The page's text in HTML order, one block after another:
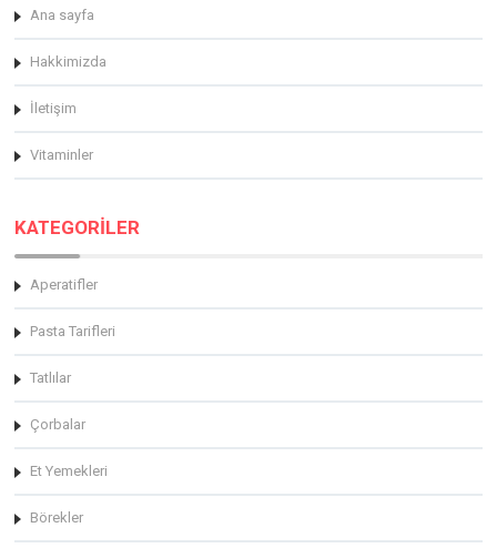
Ana sayfa
Hakkimizda
İletişim
Vitaminler
KATEGORİLER
Aperatifler
Pasta Tarifleri
Tatlılar
Çorbalar
Et Yemekleri
Börekler